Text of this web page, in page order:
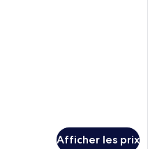
Afficher les prix